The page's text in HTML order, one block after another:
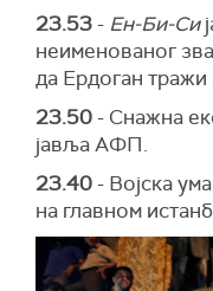
23.53- Ен-Би-Си
неименованог
да Ердоган тражи
23.50- Снажна
јавља АФП.
23.40- Војска
на главном